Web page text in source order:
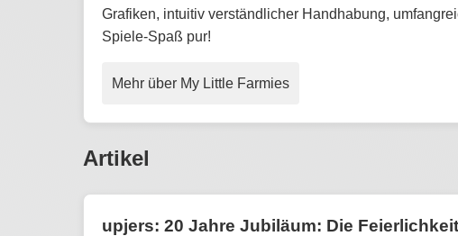
Grafiken, intuitiv verständlicher Handhabung,
Spiele-Spaß pur!
Mehr über My Little Farmies
Artikel
upjers: 20 Jahre Jubiläum: Die